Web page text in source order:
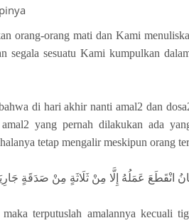
orang-orang mati dan Kami
segala sesuatu Kami kumpulkan
di hari akhir nanti amal2 dan
yang pernah dilakukan ada
tetap mengalir meskipun orang
انْقَطَعَ عَمَلُهُ إِلَّا مِنْ ثَلَاثَةٍ مِنْ صَدَقَةٍ
maka terputuslah amalannya kecuali